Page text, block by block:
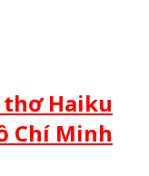
Haiku
Chí Minh